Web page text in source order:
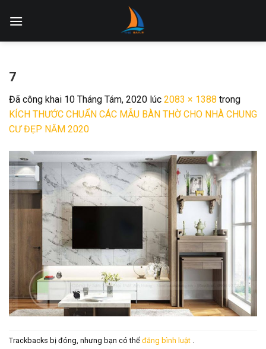
7
Đã công khai 10 Tháng Tám, 2020 lúc 2083 × 1388 trong
KÍCH THƯỚC CHUẨN CÁC MẪU BÀN THỜ CHO NHÀ CHUNG
CƯ ĐẸP NĂM 2020
Trackbacks bị đóng, nhưng bạn có thể đăng bình luật .